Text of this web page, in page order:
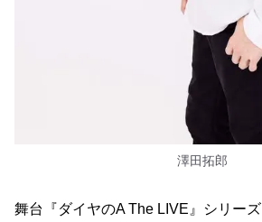
澤田拓郎
舞台『ダイヤのA The LIVE』シリーズ